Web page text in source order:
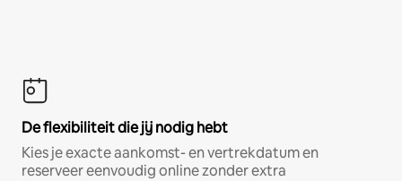
De flexibiliteit die jij nodig hebt
Kies je exacte aankomst- en vertrekdatum en
reserveer eenvoudig online zonder extra